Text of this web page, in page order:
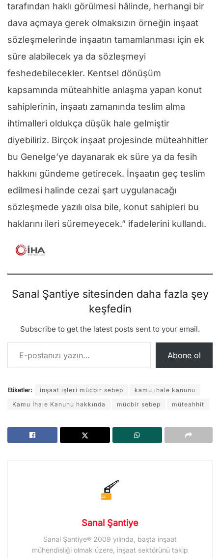
tarafından haklı görülmesi hâlinde, herhangi bir
dava açmaya gerek olmaksızın örneğin inşaat
sözleşmelerinde inşaatın tamamlanması için ek
süre alabilecek ya da sözleşmeyi
feshedebilecekler. Kentsel dönüşüm
kapsamında müteahhitle anlaşma yapan konut
sahiplerinin, inşaatı zamanında teslim alma
ihtimalleri oldukça düşük hale gelmiştir
diyebiliriz. Birçok inşaat projesinde müteahhitler
bu Genelge’ye dayanarak ek süre ya da fesih
hakkını gündeme getirecek. İnşaatın geç teslim
edilmesi halinde cezai şart uygulanacağı
sözleşmede yazılı olsa bile, konut sahipleri bu
haklarını ileri süremeyecek.” ifadelerini kullandı.
Sanal Şantiye sitesinden daha fazla şey
keşfedin
Subscribe to get the latest posts sent to your email.
E-postanızı yazın…
Abone ol
Etiketler: inşaat işleri mücbir sebep
kamu ihale kanunu
Kamu İhale Kanunu hakkında
mücbir sebep müteahhit
Sanal Şantiye
Sanal Şantiye® 2009 yılında, başta inşaat
mühendisliği olmak üzere, inşaat sektörünü takip